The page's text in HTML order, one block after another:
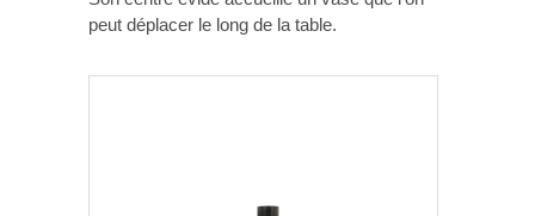
peut déplacer le long de la table.